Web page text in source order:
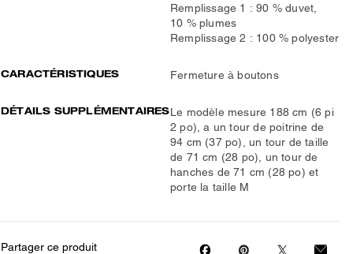
Remplissage 1 : 90 % duvet,
10 % plumes
Remplissage 2 : 100 % polyester
CARACTÉRISTIQUES Fermeture à boutons
DÉTAILS SUPPLÉMENTAIRESLe modèle mesure 188 cm (6 pi
2 po), a un tour de poitrine de
94 cm (37 po), un tour de taille
de 71 cm (28 po), un tour de
hanches de 71 cm (28 po) et
porte la taille M
Partager ce produit